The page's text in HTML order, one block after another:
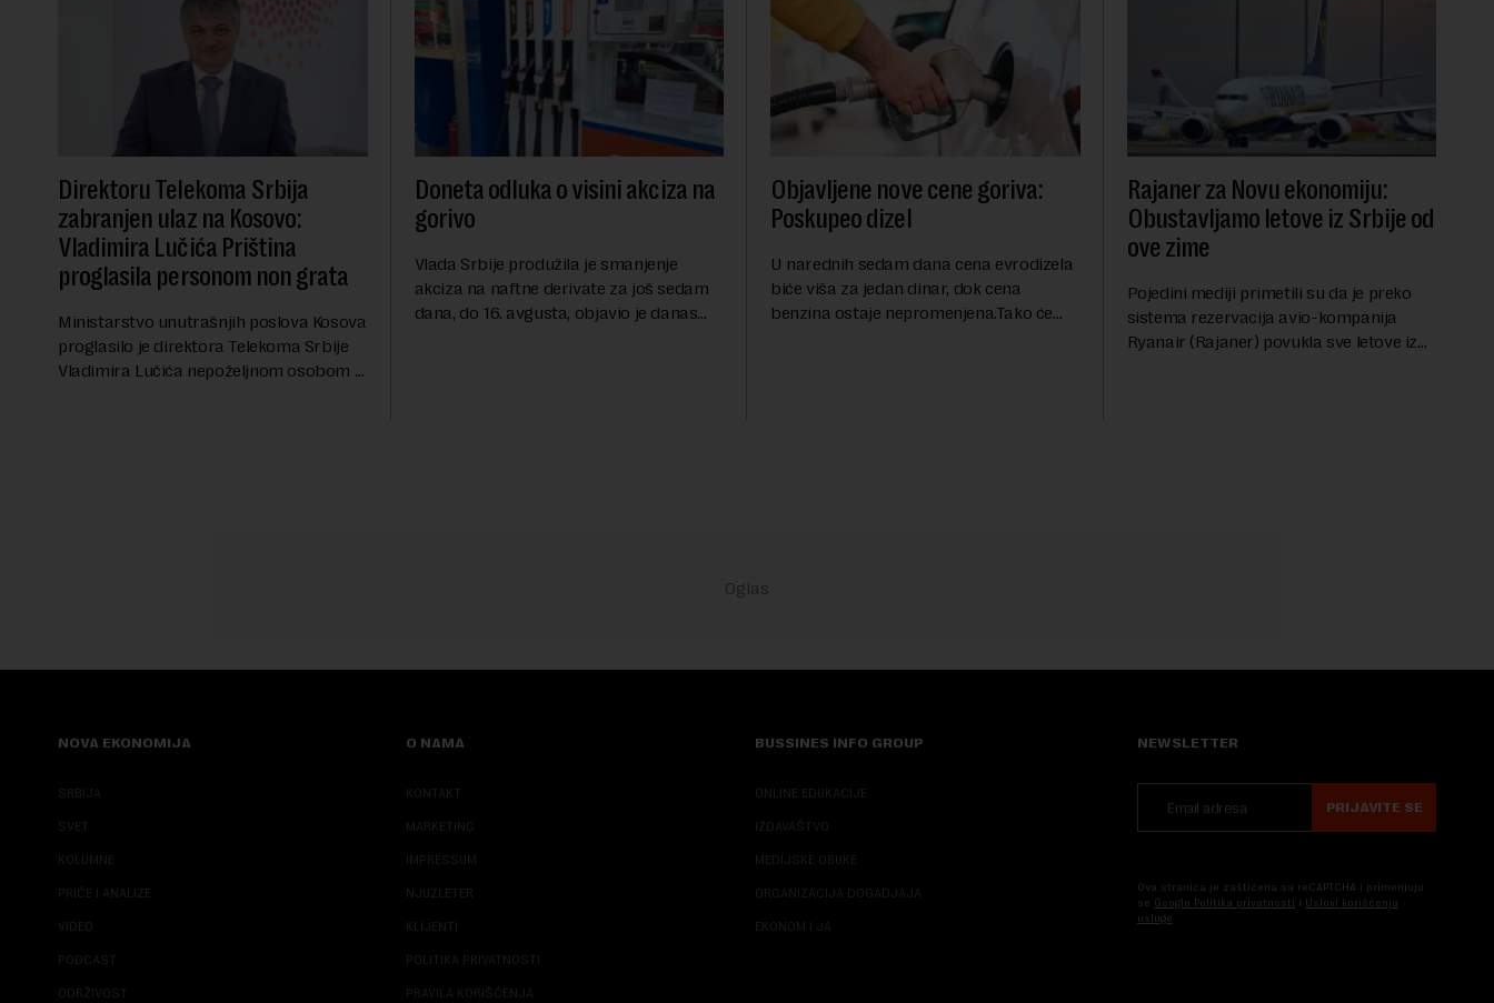
Direktoru Telekoma Srbija
zabranjen ulaz na Kosovo:
Vladimira Lučića Priština
proglasila personom non grata
Ministarstvo unutrašnjih poslova Kosova
proglasilo je direktora Telekoma Srbije
Vladimira Lučića nepoželjnom osobom i
Doneta odluka o visini akciza na
gorivo
Vlada Srbije produžila je smanjenje
akciza na naftne derivate za još sedam
dana, do 16. avgusta, objavio je danas
Objavljene nove cene goriva:
Poskupeo dizel
U narednih sedam dana cena evrodizela
biće viša za jedan dinar, dok cena
benzina ostaje nepromenjena.Tako će
Rajaner za Novu ekonomiju:
Obustavljamo letove iz Srbije od
ove zime
Pojedini mediji primetili su da je preko
sistema rezervacija avio-kompanija
Ryanair (Rajaner) povukla sve letove iz
NOVA EKONOMIJA
SRBIJA
SVET
KOLUMNE
PRIČE I ANALIZE
VIDEO
PODCAST
ODRŽIVOST
O NAMA
KONTAKT
MARKETING
IMPRESSUM
NJUZLETER
KLIJENTI
POLITIKA PRIVATNOSTI
PRAVILA KORIŠĆENJA
BUSSINES INFO GROUP
ONLINE EDUKACIJE
IZDAVAŠTVO
MEDIJSKE OBUKE
ORGANIZACIJA DOGADJAJA
EKONOM I JA
NEWSLETTER
PRIJAVITE SE
Ova stranica je zaštićena sa reCAPTCHA i primenjuju
se Google Politika privatnosti i Uslovi korišćenja
usluge